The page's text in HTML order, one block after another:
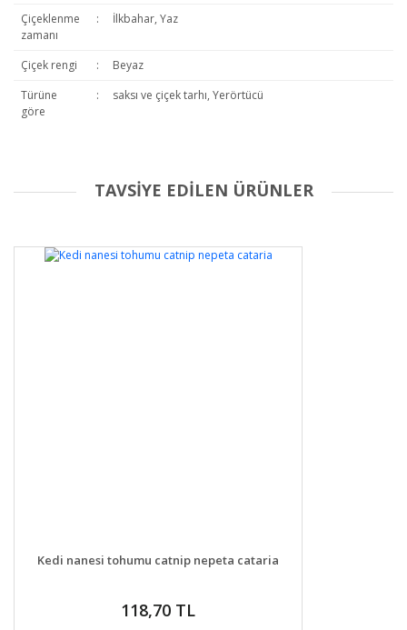
Çiçeklenme
zamanı
: İlkbahar, Yaz
Çiçek rengi :
Beyaz
Türüne
göre
: saksı ve çiçek tarhı, Yerörtücü
Bu ürüne ilk yorumu siz yapın!
Yorum Yaz
TAVSİYE EDİLEN ÜRÜNLER
DETAYLAR SEPETE EKLE
Kedi nanesi tohumu catnip nepeta cataria
118,70 TL